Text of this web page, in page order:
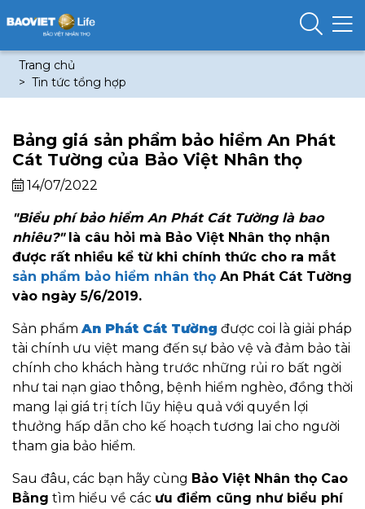
Trang chủ
Tin tức tổng hợp
Bảng giá sản phẩm bảo hiểm An Phát
Cát Tường của Bảo Việt Nhân thọ
14/07/2022
"Biểu phí bảo hiểm An Phát Cát Tường là bao
nhiêu?"là câu hỏi mà Bảo Việt Nhân thọ nhận
được rất nhiều kể từ khi chính thức cho ra mắt
sản phẩm bảo hiểm nhân thọ An Phát Cát Tường
vào ngày 5/6/2019.
Sản phẩm An Phát Cát Tường được coi là giải pháp
tài chính ưu việt mang đến sự bảo vệ và đảm bảo tài
chính cho khách hàng trước những rủi ro bất ngời
như tai nạn giao thông, bệnh hiểm nghèo, đồng thời
mang lại giá trị tích lũy hiệu quả với quyền lợi
thưởng hấp dẫn cho kế hoạch tương lai cho người
tham gia bảo hiểm.
Sau đâu, các bạn hãy cùng Bảo Việt Nhân thọ Cao
Bằng tìm hiểu về các ưu điểm cũng như biểu phí